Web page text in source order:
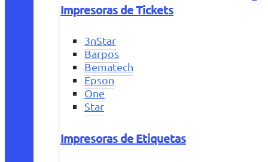
Impresoras de Tickets
3nStar
Barpos
Bematech
Epson
One
Star
Impresoras de Etiquetas